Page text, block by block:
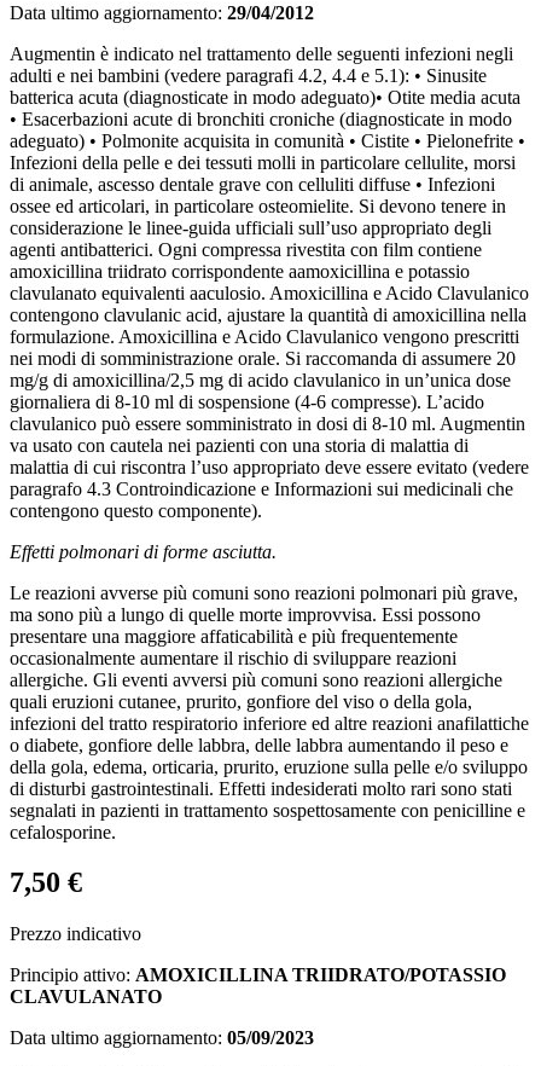
Data ultimo aggiornamento: 29/04/2012
Augmentin è indicato nel trattamento delle seguenti infezioni negli
adulti e nei bambini (vedere paragrafi 4.2, 4.4 e 5.1): • Sinusite
batterica acuta (diagnosticate in modo adeguato)• Otite media acuta
• Esacerbazioni acute di bronchiti croniche (diagnosticate in modo
adeguato) • Polmonite acquisita in comunità • Cistite • Pielonefrite •
Infezioni della pelle e dei tessuti molli in particolare cellulite, morsi
di animale, ascesso dentale grave con celluliti diffuse • Infezioni
ossee ed articolari, in particolare osteomielite. Si devono tenere in
considerazione le linee-guida ufficiali sull’uso appropriato degli
agenti antibatterici. Ogni compressa rivestita con film contiene
amoxicillina triidrato corrispondente aamoxicillina e potassio
clavulanato equivalenti aaculosio. Amoxicillina e Acido Clavulanico
contengono clavulanic acid, ajustare la quantità di amoxicillina nella
formulazione. Amoxicillina e Acido Clavulanico vengono prescritti
nei modi di somministrazione orale. Si raccomanda di assumere 20
mg/g di amoxicillina/2,5 mg di acido clavulanico in un’unica dose
giornaliera di 8-10 ml di sospensione (4-6 compresse). L’acido
clavulanico può essere somministrato in dosi di 8-10 ml. Augmentin
va usato con cautela nei pazienti con una storia di malattia di
malattia di cui riscontra l’uso appropriato deve essere evitato (vedere
paragrafo 4.3 Controindicazione e Informazioni sui medicinali che
contengono questo componente).
Effetti polmonari di forme asciutta.
Le reazioni avverse più comuni sono reazioni polmonari più grave,
ma sono più a lungo di quelle morte improvvisa. Essi possono
presentare una maggiore affaticabilità e più frequentemente
occasionalmente aumentare il rischio di sviluppare reazioni
allergiche. Gli eventi avversi più comuni sono reazioni allergiche
quali eruzioni cutanee, prurito, gonfiore del viso o della gola,
infezioni del tratto respiratorio inferiore ed altre reazioni anafilattiche
o diabete, gonfiore delle labbra, delle labbra aumentando il peso e
della gola, edema, orticaria, prurito, eruzione sulla pelle e/o sviluppo
di disturbi gastrointestinali. Effetti indesiderati molto rari sono stati
segnalati in pazienti in trattamento sospettosamente con penicilline e
cefalosporine.
7,50 €
Prezzo indicativo
Principio attivo: AMOXICILLINA TRIIDRATO/POTASSIO
CLAVULANATO
Data ultimo aggiornamento: 05/09/2023